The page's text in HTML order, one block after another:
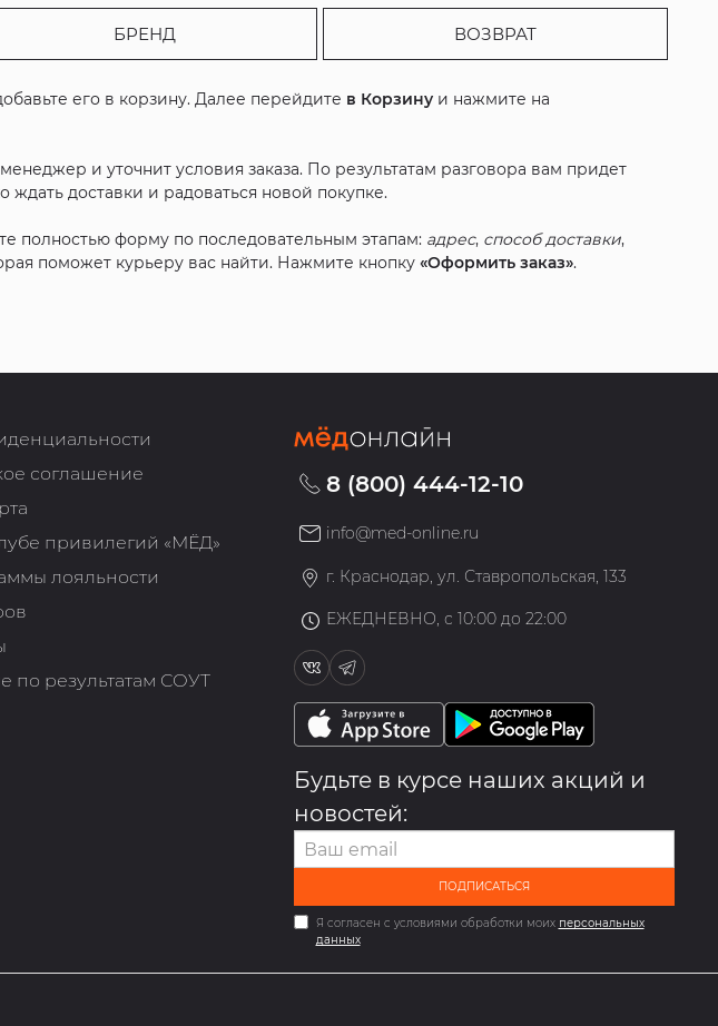
БРЕНД ВОЗВРАТ
его в корзину. Далее перейдите в Корзину и нажмите на
и уточнит условия заказа. По результатам разговора вам придет
доставки и радоваться новой покупке.
полностью форму по последовательным этапам: адрес, способ доставки,
поможет курьеру вас найти. Нажмите кнопку«Оформить заказ».
соглашение
привилегий «МЁД»
лояльности
по результатам СОУТ
8 (800) 444-12-10
info@med-online.ru
г. Краснодар, ул. Ставропольская, 133
ЕЖЕДНЕВНО, с 10:00 до 22:00
Будьте в курсе наших акций и
новостей:
ПОДПИСАТЬСЯ
Я согласен с условиями обработки моих персональных
данных